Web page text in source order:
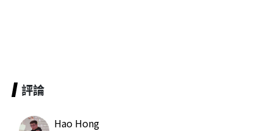
評論
Hao Hong